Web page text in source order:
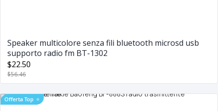
Speaker multicolore senza fili bluetooth microsd usb
supporto radio fm BT-1302
$22.50
$56.46
Offerta Top ⭐